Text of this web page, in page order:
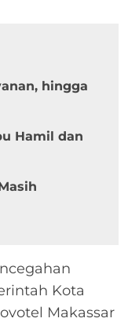
hingga
Hamil dan
Kota
Makassar